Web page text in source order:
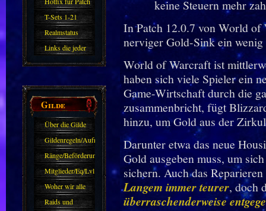
11.X
T-Sets 1-21
Realmstatus
Links die jeder
kennen sollte?!
Gilde
Über die Gilde
(DAW)
Gildenregeln/Aufnahme
Ränge/Beförderungen
Mitglieder/Eq/Lvl
Woher wir alle
kommen.
Raids und
In Patch 12.0.7 von World
nerviger Gold-Sink ein
World of Warcraft ist
haben sich viele Spieler ein
Game-Wirtschaft durch die
zusammenbricht, fügt
hinzu, um Gold aus der
Darunter etwa das neue
Gold ausgeben muss, um
sichern. Auch das
Langem immer teurer, doch
überraschenderweise